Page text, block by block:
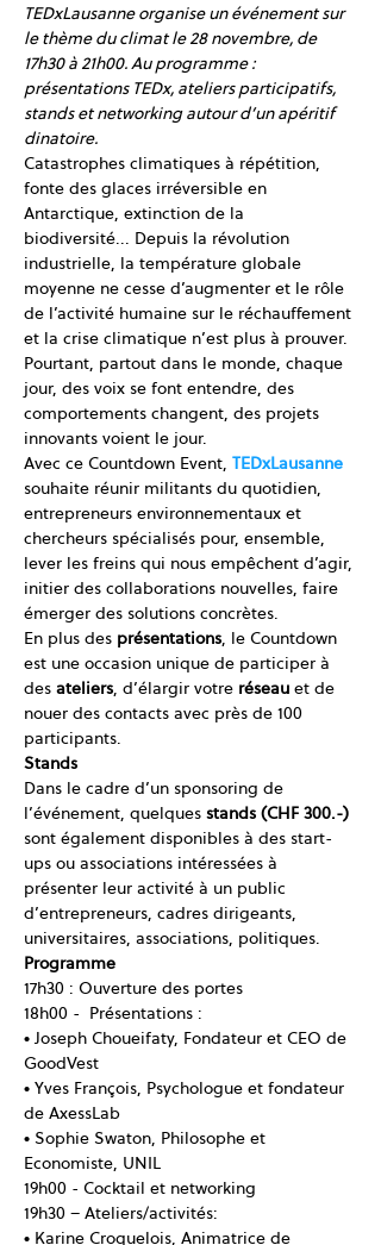
TEDxLausanne organise un événement sur
le thème du climat le 28 novembre, de
17h30 à 21h00. Au programme :
présentations TEDx, ateliers participatifs,
stands et networking autour d’un apéritif
dinatoire.
Catastrophes climatiques à répétition,
fonte des glaces irréversible en
Antarctique, extinction de la
biodiversité... Depuis la révolution
industrielle, la température globale
moyenne ne cesse d’augmenter et le rôle
de l’activité humaine sur le réchauffement
et la crise climatique n’est plus à prouver.
Pourtant, partout dans le monde, chaque
jour, des voix se font entendre, des
comportements changent, des projets
innovants voient le jour.
Avec ce Countdown Event, TEDxLausanne
souhaite réunir militants du quotidien,
entrepreneurs environnementaux et
chercheurs spécialisés pour, ensemble,
lever les freins qui nous empêchent d’agir,
initier des collaborations nouvelles, faire
émerger des solutions concrètes.
En plus des présentations, le Countdown
est une occasion unique de participer à
des ateliers, d’élargir votre réseau et de
nouer des contacts avec près de 100
participants.
Stands
Dans le cadre d’un sponsoring de
l’événement, quelques stands (CHF 300.-)
sont également disponibles à des start-
ups ou associations intéressées à
présenter leur activité à un public
d’entrepreneurs, cadres dirigeants,
universitaires, associations, politiques.
Programme
17h30 : Ouverture des portes
18h00 -  Présentations :
● Joseph Choueifaty, Fondateur et CEO de
GoodVest
● Yves François, Psychologue et fondateur
de AxessLab
● Sophie Swaton, Philosophe et
Economiste, UNIL
19h00 - Cocktail et networking
19h30 – Ateliers/activités:
● Karine Croquelois, Animatrice de